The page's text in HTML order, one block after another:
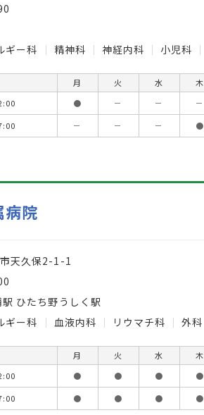
ギー科 精神科 神経内科 小児科
月 火 水 木
● － － －
－ － － ●
病院
天久保2-1-1
ひたち野うしく駅
ギー科 血液内科 リウマチ科 外科
月 火 水 木
● ● ● ●
● ● ● ●